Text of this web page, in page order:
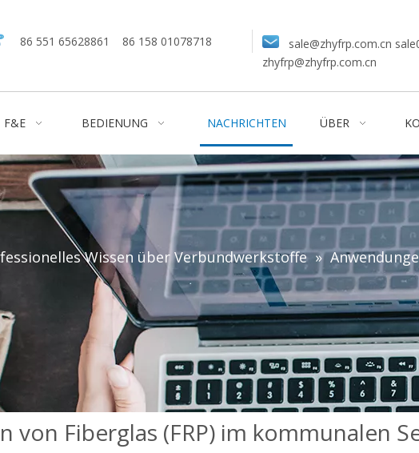
86 551 65628861 86 158 01078718 sale@zhyfrp.com.cn
zhyfrp@zhyfrp.com.cn
F&E BEDIENUNG NACHRICHTEN ÜBER
Wissen über Verbundwerkstoffe »
von Fiberglas (FRP) im kommunalen